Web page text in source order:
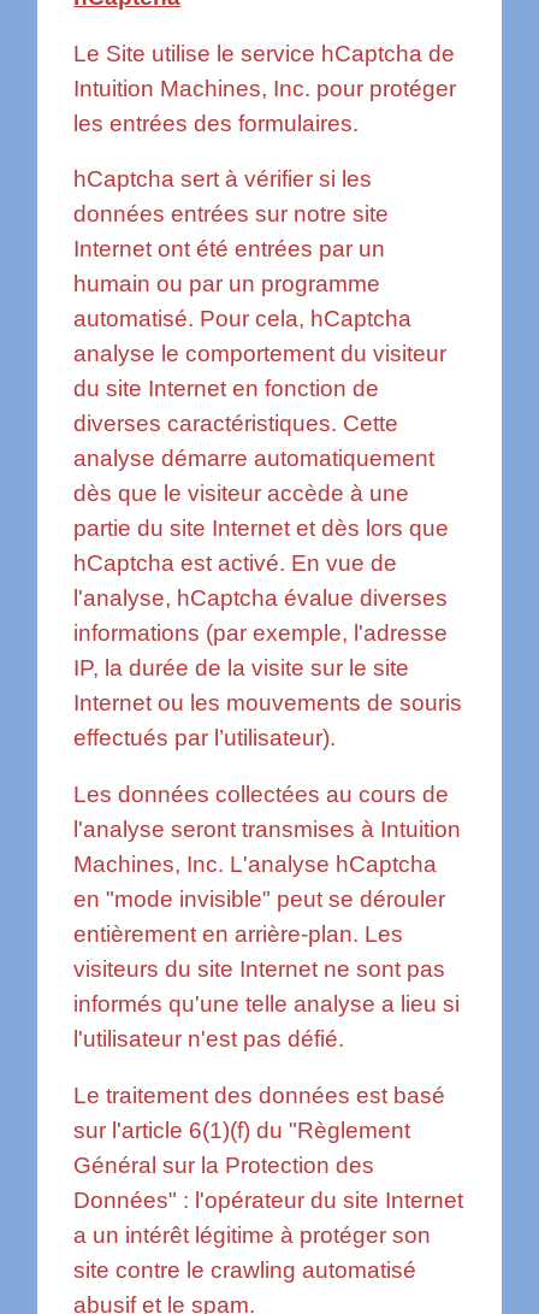
Le Site utilise le service hCaptcha de
Intuition Machines, Inc. pour protéger
les entrées des formulaires.
hCaptcha sert à vérifier si les
données entrées sur notre site
Internet ont été entrées par un
humain ou par un programme
automatisé. Pour cela, hCaptcha
analyse le comportement du visiteur
du site Internet en fonction de
diverses caractéristiques. Cette
analyse démarre automatiquement
dès que le visiteur accède à une
partie du site Internet et dès lors que
hCaptcha est activé. En vue de
l'analyse, hCaptcha évalue diverses
informations (par exemple, l'adresse
IP, la durée de la visite sur le site
Internet ou les mouvements de souris
effectués par l’utilisateur).
Les données collectées au cours de
l'analyse seront transmises à Intuition
Machines, Inc. L'analyse hCaptcha
en "mode invisible" peut se dérouler
entièrement en arrière-plan. Les
visiteurs du site Internet ne sont pas
informés qu'une telle analyse a lieu si
l'utilisateur n'est pas défié.
Le traitement des données est basé
sur l'article 6(1)(f) du "Règlement
Général sur la Protection des
Données" : l'opérateur du site Internet
a un intérêt légitime à protéger son
site contre le crawling automatisé
abusif et le spam.